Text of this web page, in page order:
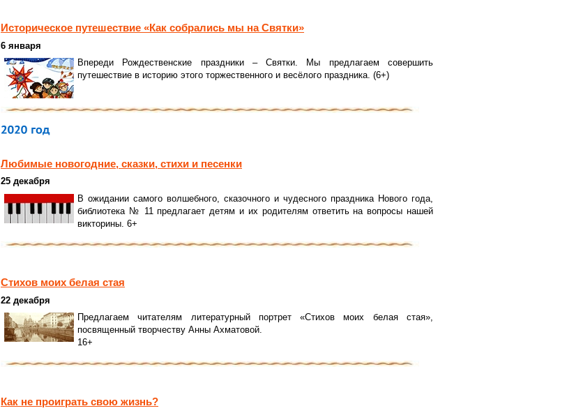
Историческое путешествие «Как собрались мы на Святки»
6 января
Впереди Рождественские праздники – Святки. Мы предлагаем совершить
путешествие в историю этого торжественного и весёлого праздника. (6+)
Любимые новогодние, сказки, стихи и песенки
25 декабря
В ожидании самого волшебного, сказочного и чудесного праздника Нового года,
библиотека № 11 предлагает детям и их родителям ответить на вопросы нашей
викторины. 6+
Стихов моих белая стая
22 декабря
Предлагаем читателям литературный портрет «Стихов моих белая стая»,
посвященный творчеству Анны Ахматовой.
16+
Как не проиграть свою жизнь?